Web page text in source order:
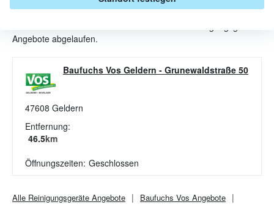
Angebote abgelaufen.
Baufuchs Vos Geldern - Grunewaldstraße 50
47608 Geldern
Entfernung:
46.5km
Öffnungszeiten: Geschlossen
Alle Reinigungsgeräte Angebote Baufuchs Vos Angebote